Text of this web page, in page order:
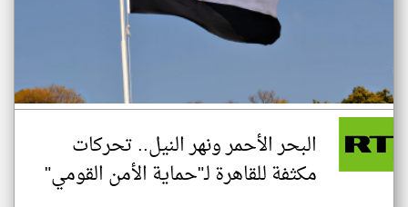
البحر الأحمر ونهر النيل.. تحركات
مكثفة للقاهرة لـ"حماية الأمن القومي"